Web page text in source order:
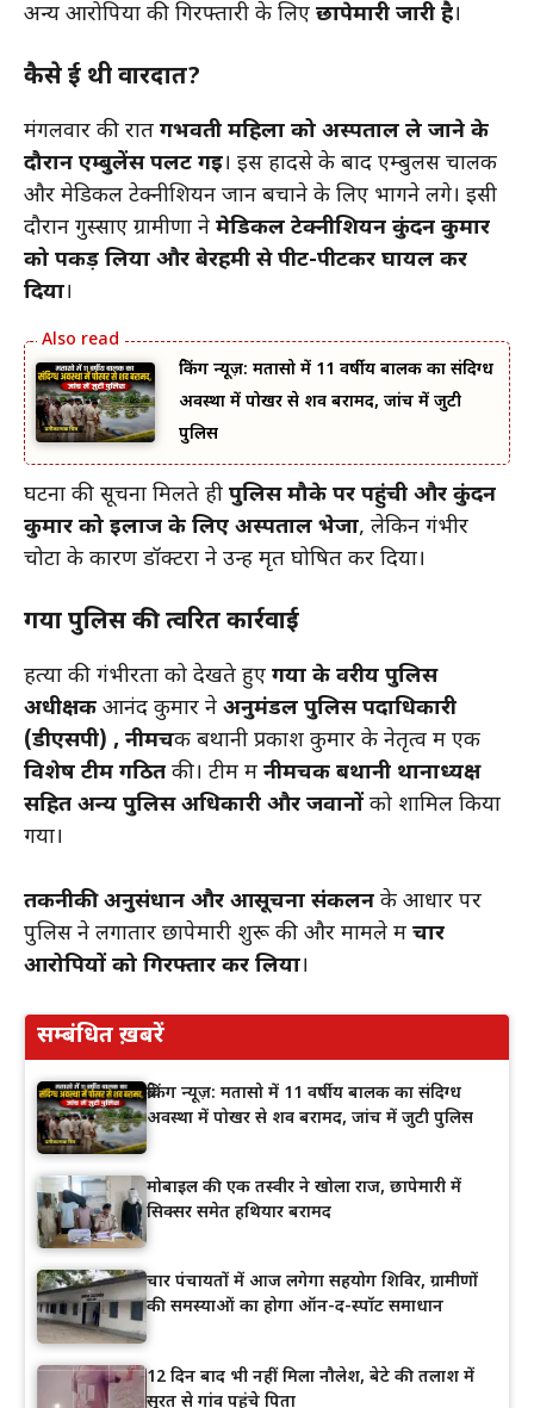
अन्य आरोपियों की गिरफ्तारी के लिए छापेमारी जारी है।
कैसे हुई थी वारदात?
मंगलवार की रात गर्भवती महिला को अस्पताल ले जाने के
दौरान एम्बुलेंस पलट गई। इस हादसे के बाद एम्बुलेंस चालक
और मेडिकल टेक्नीशियन जान बचाने के लिए भागने लगे। इसी
दौरान गुस्साए ग्रामीणों ने मेडिकल टेक्नीशियन कुंदन कुमार
को पकड़ लिया और बेरहमी से पीट-पीटकर घायल कर
दिया।
ब्रेकिंग न्यूज़: मतासो में 11 वर्षीय बालक का संदिग्ध
अवस्था में पोखर से शव बरामद, जांच में जुटी
पुलिस
घटना की सूचना मिलते ही पुलिस मौके पर पहुंची और कुंदन
कुमार को इलाज के लिए अस्पताल भेजा, लेकिन गंभीर
चोटों के कारण डॉक्टरों ने उन्हें मृत घोषित कर दिया।
गया पुलिस की त्वरित कार्रवाई
हत्या की गंभीरता को देखते हुए गया के वरीय पुलिस
अधीक्षक आनंद कुमार ने अनुमंडल पुलिस पदाधिकारी
(डीएसपी) , नीमचक बथानी प्रकाश कुमार के नेतृत्व में एक
विशेष टीम गठित की। टीम में नीमचक बथानी थानाध्यक्ष
सहित अन्य पुलिस अधिकारी और जवानों को शामिल किया
गया।
तकनीकी अनुसंधान और आसूचना संकलन के आधार पर
पुलिस ने लगातार छापेमारी शुरू की और मामले में चार
आरोपियों को गिरफ्तार कर लिया।
सम्बंधित ख़बरें
ब्रेकिंग न्यूज़: मतासो में 11 वर्षीय बालक का संदिग्ध
अवस्था में पोखर से शव बरामद, जांच में जुटी पुलिस
मोबाइल की एक तस्वीर ने खोला राज, छापेमारी में
सिक्सर समेत हथियार बरामद
चार पंचायतों में आज लगेगा सहयोग शिविर, ग्रामीणों
की समस्याओं का होगा ऑन-द-स्पॉट समाधान
12 दिन बाद भी नहीं मिला नौलेश, बेटे की तलाश में
सूरत से गांव पहुंचे पिता